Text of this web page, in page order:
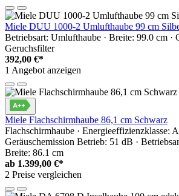
Miele DUU 1000-2 Umlufthaube 99 cm
Betriebsart: Umlufthaube · Breite: 99.0 cm ·
Geruchsfilter
392,00 €*
1 Angebot anzeigen
Miele Flachschirmhaube 86,1 cm Schwarz
Flachschirmhaube · Energieeffizienzklasse:
Geräuschemission Betrieb: 51 dB ·
Breite: 86.1 cm
ab 1.399,00 €*
2 Preise vergleichen